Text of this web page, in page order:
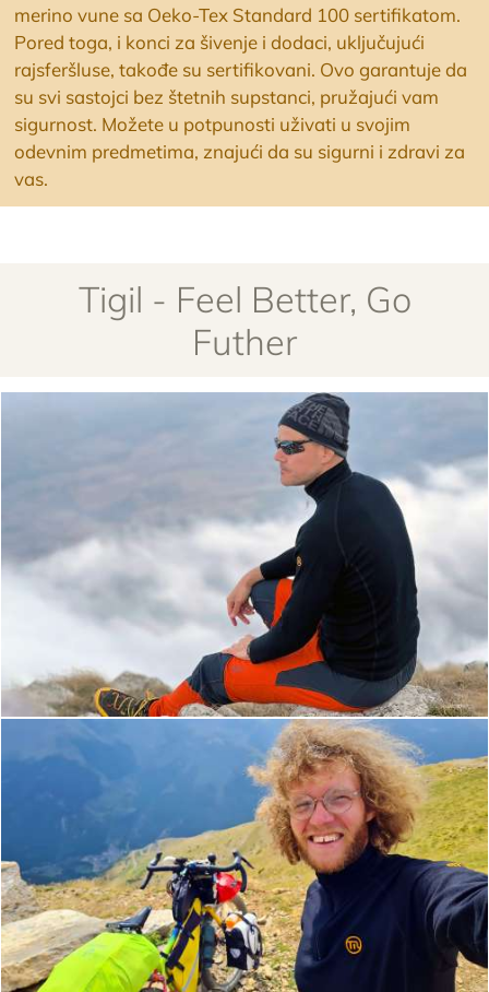
merino vune sa Oeko-Tex Standard 100 sertifikatom.
Pored toga, i konci za šivenje i dodaci, uključujući
rajsferšluse, takođe su sertifikovani. Ovo garantuje da
su svi sastojci bez štetnih supstanci, pružajući vam
sigurnost. Možete u potpunosti uživati u svojim
odevnim predmetima, znajući da su sigurni i zdravi za
vas.
Tigil - Feel Better, Go
Futher